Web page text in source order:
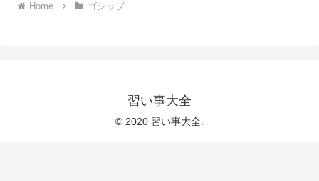
Home ゴシップ
習い事大全
© 2020 習い事大全.